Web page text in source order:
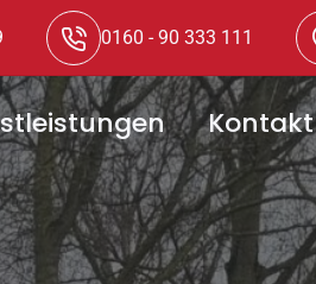
0160 - 90 333 111
Kontakt